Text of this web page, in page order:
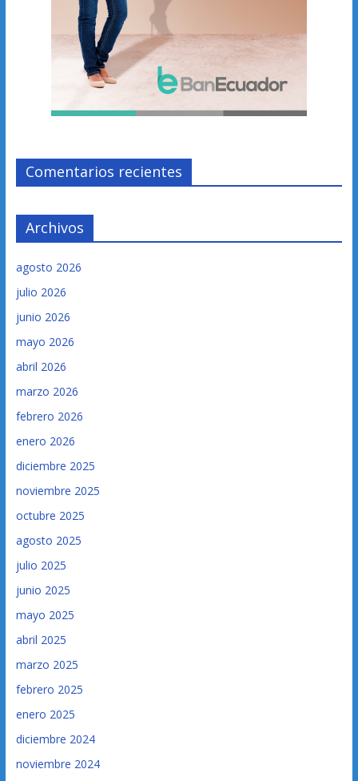
Comentarios recientes
Archivos
agosto 2026
julio 2026
junio 2026
mayo 2026
abril 2026
marzo 2026
febrero 2026
enero 2026
diciembre 2025
noviembre 2025
octubre 2025
agosto 2025
julio 2025
junio 2025
mayo 2025
abril 2025
marzo 2025
febrero 2025
enero 2025
diciembre 2024
noviembre 2024